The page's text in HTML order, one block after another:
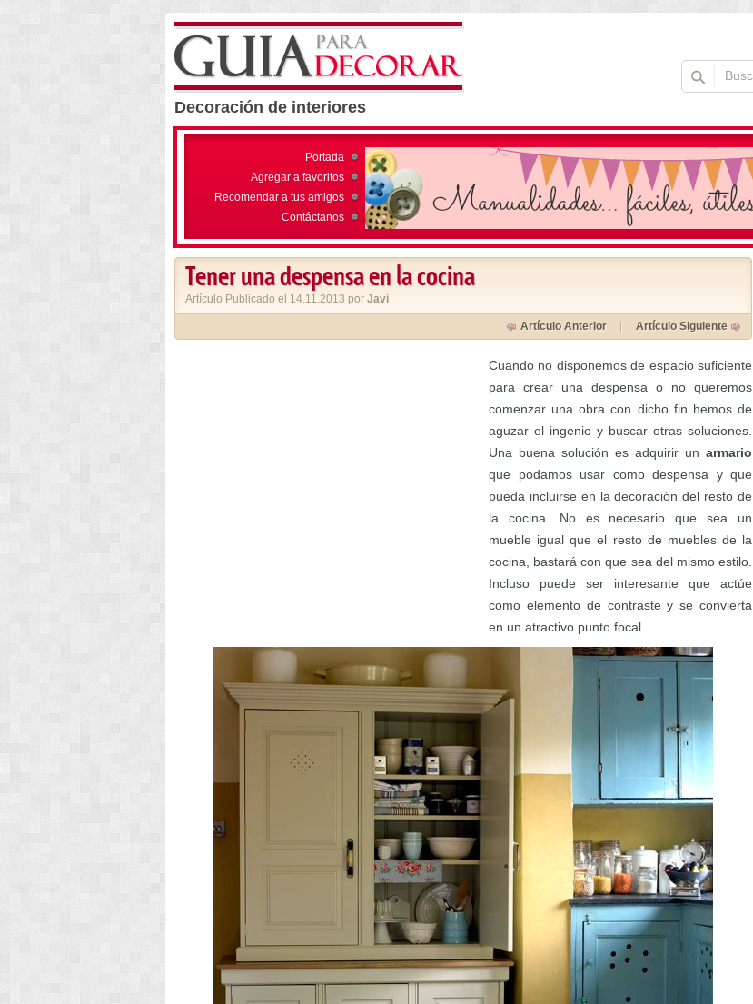
Decoración de interiores
Portada
Agregar a favoritos
Recomendar a tus amigos
Contáctanos
Tener una despensa en la cocina
Artículo Publicado el 14.11.2013 por Javi
Artículo Anterior Artículo Siguiente
Cuando no disponemos de espacio suficiente
para crear una despensa o no queremos
comenzar una obra con dicho fin hemos de
aguzar el ingenio y buscar otras soluciones.
Una buena solución es adquirir un armario
que podamos usar como despensa y que
pueda incluirse en la decoración del resto de
la cocina. No es necesario que sea un
mueble igual que el resto de muebles de la
cocina, bastará con que sea del mismo estilo.
Incluso puede ser interesante que actúe
como elemento de contraste y se convierta
en un atractivo punto focal.